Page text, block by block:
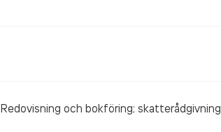
Redovisning och bokföring; skatterådgivning